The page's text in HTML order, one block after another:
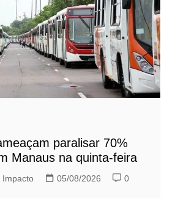
paralisar 70%
Manaus na quinta-feira
Impacto 05/08/2026 0